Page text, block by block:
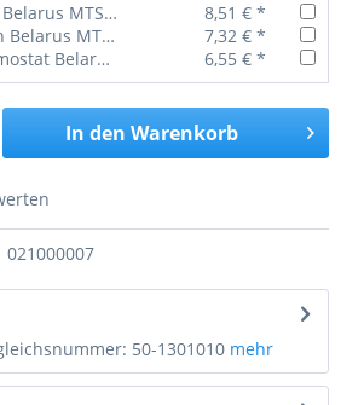
Kühlerschlauch oben Belarus MTS 50 / 52 / 80 / 82
8,51 € *
Kühlerschlauch unten Belarus MTS 50 / 52 / 80 / 82
7,32 € *
Kühlerschlauch Thermostat Belarus MTS 50 / 52 / 80 / 82
6,55 € *
In den Warenkorb
021000007
50-1301010 mehr